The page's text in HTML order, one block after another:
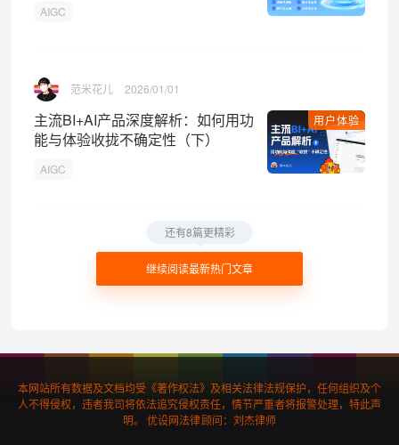
AIGC
范米花儿 2026/01/01
用户体验
主流BI+AI产品深度解析：如何用功
能与体验收拢不确定性（下）
AIGC
继续阅读最新热门文章
还有8篇更精彩
本网站所有数据及文档均受《著作权法》及相关法律法规保护，任何组织及个
人不得侵权，违者我司将依法追究侵权责任，情节严重者将报警处理，特此声
明。 优设网法律顾问：刘杰律师